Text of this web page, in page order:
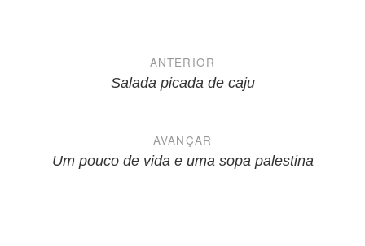
NavegaçãoANTERIOR
Salada picada de caju
AVANÇAR
Um pouco de vida e uma sopa palestina